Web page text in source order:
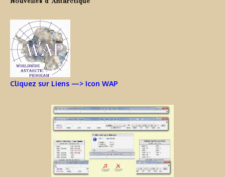
Cliquez sur Liens —> Icon WAP